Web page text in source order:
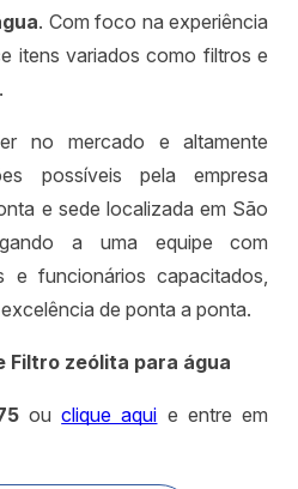
. Com foco na experiência
itens variados como filtros e
no mercado e altamente
possíveis pela empresa
e sede localizada em São
a uma equipe com
e funcionários capacitados,
de ponta a ponta.
Filtro zeólita para água
ouclique aqui e entre em